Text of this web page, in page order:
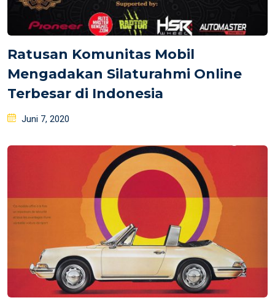
Ratusan Komunitas Mobil
Mengadakan Silaturahmi Online
Terbesar di Indonesia
Posted
Juni 7, 2020